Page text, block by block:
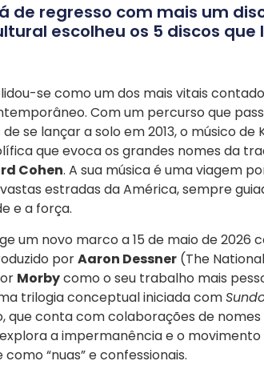
de regresso com mais um
escolheu os 5 discos
se como um dos mais vitais
Com um percurso que
se lançar a solo em 2013, o músico de
que evoca os grandes nomes da
Cohen. A sua música é uma viagem
estradas da América, sempre
e a força.
um novo marco a 15 de maio de 2026
porAaron Dessner (The
Morbycomo o seu trabalho mais
trilogia conceptual iniciada com
que conta com colaborações de
a impermanência e o
“nuas” e confessionais.